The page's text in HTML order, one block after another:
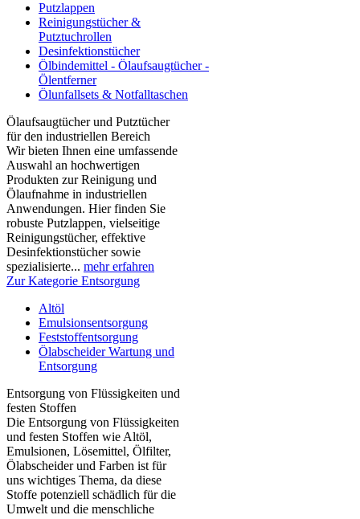
Putzlappen
Reinigungstücher &
Putztuchrollen
Desinfektionstücher
Ölbindemittel - Ölaufsaugtücher -
Ölentferner
Ölunfallsets & Notfalltaschen
Ölaufsaugtücher und Putztücher
für den industriellen Bereich
Wir bieten Ihnen eine umfassende
Auswahl an hochwertigen
Produkten zur Reinigung und
Ölaufnahme in industriellen
Anwendungen. Hier finden Sie
robuste Putzlappen, vielseitige
Reinigungstücher, effektive
Desinfektionstücher sowie
spezialisierte... mehr erfahren
Zur Kategorie Entsorgung
Altöl
Emulsionsentsorgung
Feststoffentsorgung
Ölabscheider Wartung und
Entsorgung
Entsorgung von Flüssigkeiten und
festen Stoffen
Die Entsorgung von Flüssigkeiten
und festen Stoffen wie Altöl,
Emulsionen, Lösemittel, Ölfilter,
Ölabscheider und Farben ist für
uns wichtiges Thema, da diese
Stoffe potenziell schädlich für die
Umwelt und die menschliche